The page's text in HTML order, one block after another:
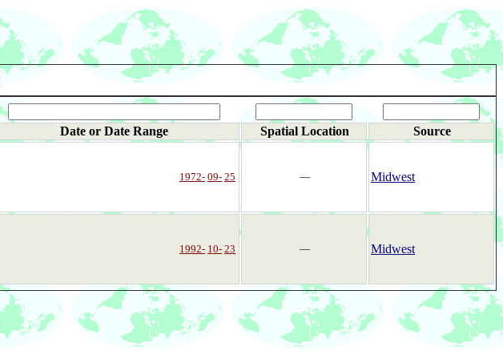
Date or Date Range Spatial Location Source
1972- 09- 25 ― Midwest
1992- 10- 23 ― Midwest